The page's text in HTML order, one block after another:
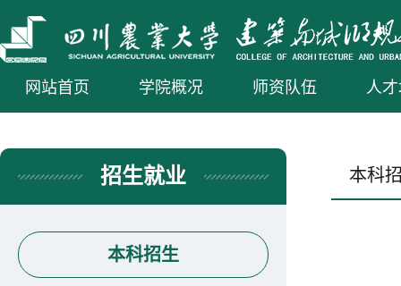
网站首页 学院概况 师资队伍 人
招生就业
本科招生
本科